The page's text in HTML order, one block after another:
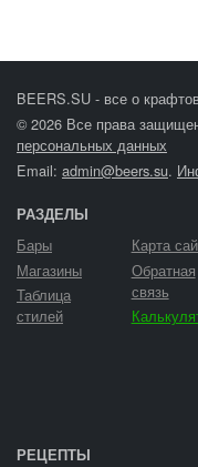
BEERS.SU - все о
© 2026 Все права
персональных данных
Email: admin@beers.su.
РАЗДЕЛЫ
Бары
Магазины
Таблица
стилей
Карта
Обратная
связь
РЕЦЕПТЫ